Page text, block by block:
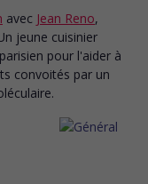
avec Jean Reno,
jeune cuisinier
pour l'aider à
convoités par un